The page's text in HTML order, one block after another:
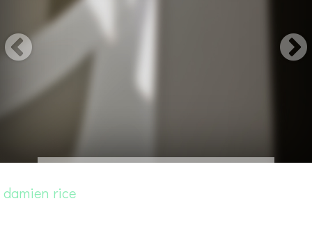
damien rice